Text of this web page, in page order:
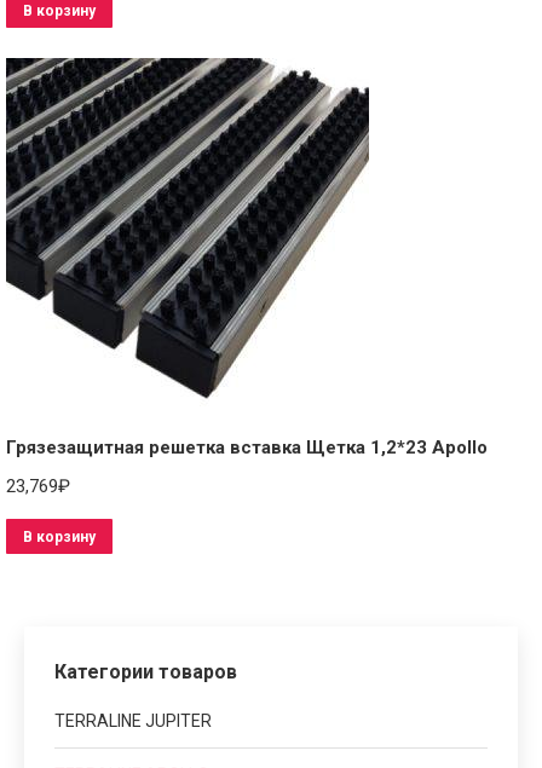
В корзину
Грязезащитная решетка вставка Щетка 1,2*23 Apollo
23,769₽
В корзину
Категории товаров
TERRALINE JUPITER